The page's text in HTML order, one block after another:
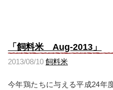
「飼料米 Aug-2013」
2013/08/10 飼料米
今年鶏たちに与える平成24年